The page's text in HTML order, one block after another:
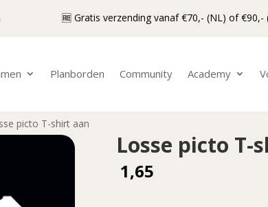
🆓 Gratis verzending vanaf €70,- (NL) of €90,-
Planborden Community Academy
picto T-shirt aan
Losse picto T-
1,65